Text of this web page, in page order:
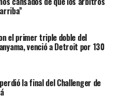
el primer triple doble del
venció a Detroit por 130
la final del Challenger de